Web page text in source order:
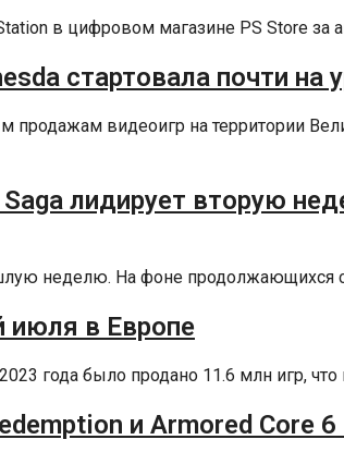
в цифровом магазине PS Store за
стартовала почти на
продажам видеоигр на территории
Saga лидирует вторую
неделю. На фоне продолжающихся
июля в Европе
года было продано 11.6 млн игр, что
и Armored